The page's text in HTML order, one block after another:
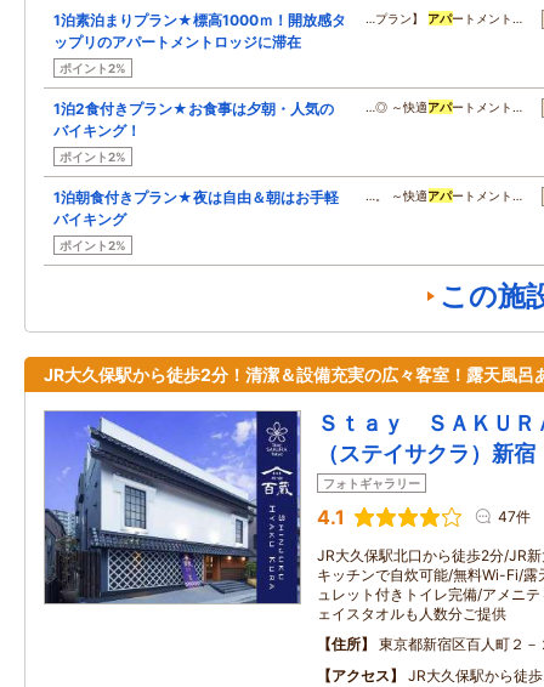
1泊素泊まりプラン★標高1000ｍ！開放感タ
ップリのアパートメントロッジに滞在
ポイント2%
…プラン】 アパートメント…
1泊2食付きプラン★お食事は夕朝・人気の
バイキング！
ポイント2%
…◎ ～快適アパートメント…
1泊朝食付きプラン★夜は自由＆朝はお手軽
バイキング
ポイント2%
…。 ～快適アパートメント…
この施
JR大久保駅から徒歩2分！清潔＆設備充実の広々客室！露天風呂
Ｓｔａｙ ＳＡＫＵ
（ステイサクラ）新
フォトギャラリー
4.1 47件
JR大久保駅北口から徒歩2分/JR
キッチンで自炊可能/無料Wi-Fi/
ュレット付きトイレ完備/アメニ
ェイスタオルも人数分ご提供
住所
東京都新宿区百人町２－
アクセス
JR大久保駅から徒